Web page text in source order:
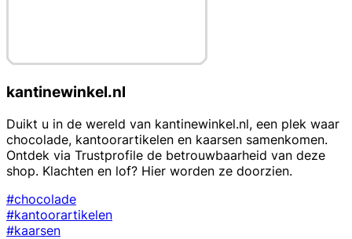
kantinewinkel.nl
Duikt u in de wereld van kantinewinkel.nl, een plek waar
chocolade, kantoorartikelen en kaarsen samenkomen.
Ontdek via Trustprofile de betrouwbaarheid van deze
shop. Klachten en lof? Hier worden ze doorzien.
#chocolade
#kantoorartikelen
#kaarsen